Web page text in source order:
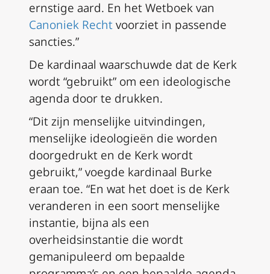
ernstige aard. En het Wetboek van
Canoniek Rechtvoorziet in passende
sancties.”
De kardinaal waarschuwde dat de Kerk
wordt “gebruikt” om een ideologische
agenda door te drukken.
“Dit zijn menselijke uitvindingen,
menselijke ideologieën die worden
doorgedrukt en de Kerk wordt
gebruikt,” voegde kardinaal Burke
eraan toe. “En wat het doet is de Kerk
veranderen in een soort menselijke
instantie, bijna als een
overheidsinstantie die wordt
gemanipuleerd om bepaalde